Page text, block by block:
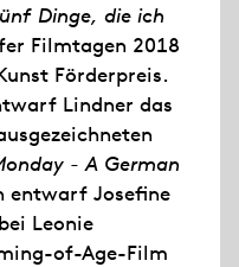
Dinge, die ich
Filmtagen 2018
Förderpreis.
Lindner das
- A German
entwarf Josefine
Leonie
of-Age-Film